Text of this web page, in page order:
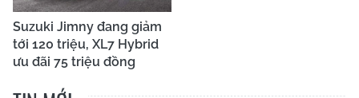
Suzuki Jimny đang giảm
tới 120 triệu, XL7 Hybrid
ưu đãi 75 triệu đồng